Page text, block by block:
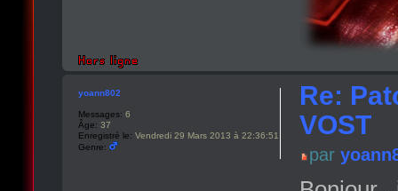
Re:
VOST
par
yoann802
Messages: 6
Âge: 37
Enregistré le: Vendredi 29 Mars 2013 à 22:36:51
Genre: